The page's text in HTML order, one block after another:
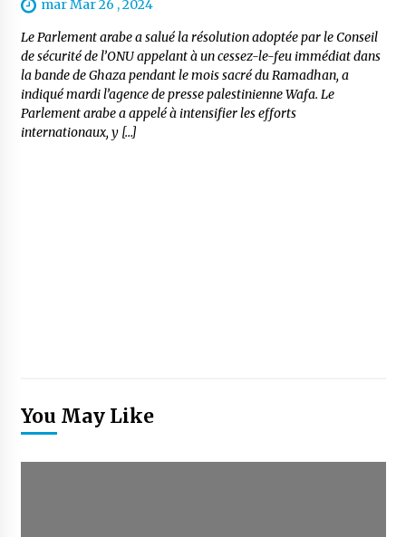
mar Mar 26 , 2024
Le Parlement arabe a salué la résolution adoptée par le Conseil
de sécurité de l’ONU appelant à un cessez-le-feu immédiat dans
la bande de Ghaza pendant le mois sacré du Ramadhan, a
indiqué mardi l’agence de presse palestinienne Wafa. Le
Parlement arabe a appelé à intensifier les efforts
internationaux, y […]
You May Like